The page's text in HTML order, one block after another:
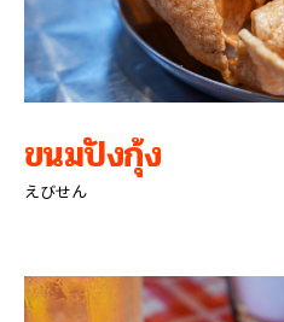
ขนมปังกุ้ง
えびせん